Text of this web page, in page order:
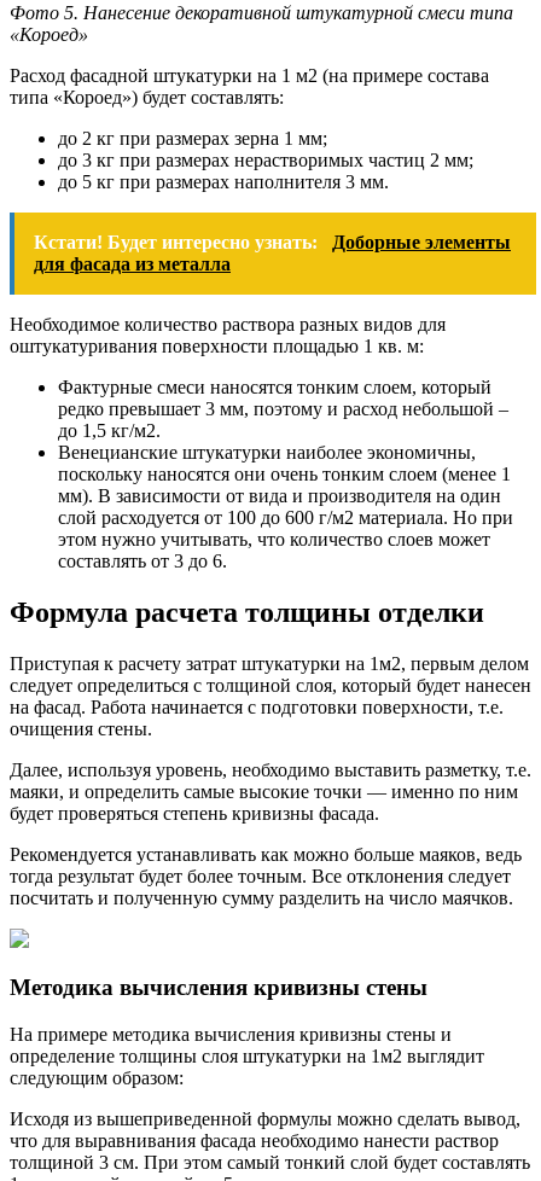
Фото 5. Нанесение декоративной штукатурной смеси типа
«Короед»
Расход фасадной штукатурки на 1 м2 (на примере состава
типа «Короед») будет составлять:
до 2 кг при размерах зерна 1 мм;
до 3 кг при размерах нерастворимых частиц 2 мм;
до 5 кг при размерах наполнителя 3 мм.
Кстати! Будет интересно узнать:
Доборные элементы
для фасада из металла
Необходимое количество раствора разных видов для
оштукатуривания поверхности площадью 1 кв. м:
Фактурные смеси наносятся тонким слоем, который
редко превышает 3 мм, поэтому и расход небольшой –
до 1,5 кг/м2.
Венецианские штукатурки наиболее экономичны,
поскольку наносятся они очень тонким слоем (менее 1
мм). В зависимости от вида и производителя на один
слой расходуется от 100 до 600 г/м2 материала. Но при
этом нужно учитывать, что количество слоев может
составлять от 3 до 6.
Формула расчета толщины отделки
Приступая к расчету затрат штукатурки на 1м2, первым делом
следует определиться с толщиной слоя, который будет нанесен
на фасад. Работа начинается с подготовки поверхности, т.е.
очищения стены.
Далее, используя уровень, необходимо выставить разметку, т.е.
маяки, и определить самые высокие точки — именно по ним
будет проверяться степень кривизны фасада.
Рекомендуется устанавливать как можно больше маяков, ведь
тогда результат будет более точным. Все отклонения следует
посчитать и полученную сумму разделить на число маячков.
Методика вычисления кривизны стены
На примере методика вычисления кривизны стены и
определение толщины слоя штукатурки на 1м2 выглядит
следующим образом:
Исходя из вышеприведенной формулы можно сделать вывод,
что для выравнивания фасада необходимо нанести раствор
толщиной 3 см. При этом самый тонкий слой будет составлять